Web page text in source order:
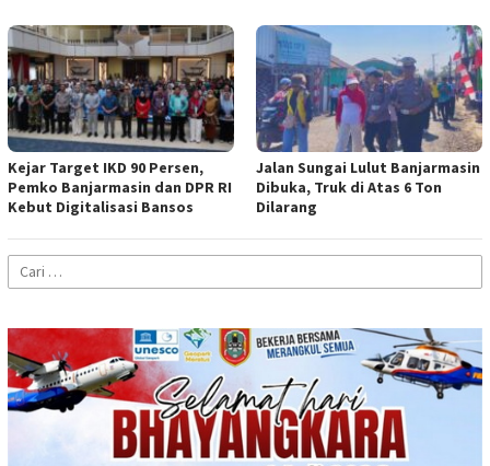
Kejar Target IKD 90 Persen,
Pemko Banjarmasin dan DPR RI
Kebut Digitalisasi Bansos
Jalan Sungai Lulut Banjarmasin
Dibuka, Truk di Atas 6 Ton
Dilarang
Cari
untuk: